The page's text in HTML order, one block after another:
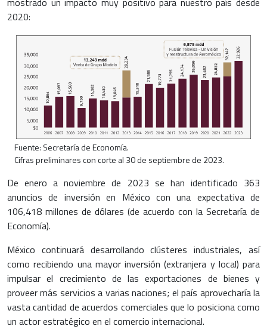
2020:
Fuente: Secretaría de Economía.
Cifras preliminares con corte al 30 de septiembre de 2023.
De enero a noviembre de 2023 se han identificado 363
anuncios de inversión en México con una expectativa de
106,418 millones de dólares (de acuerdo con la Secretaría de
Economía).
México continuará desarrollando clústeres industriales, así
como recibiendo una mayor inversión (extranjera y local) para
impulsar el crecimiento de las exportaciones de bienes y
proveer más servicios a varias naciones; el país aprovecharía la
vasta cantidad de acuerdos comerciales que lo posiciona como
un actor estratégico en el comercio internacional.